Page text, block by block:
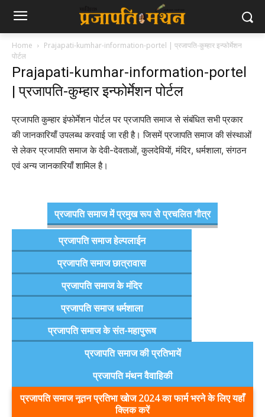
Home
Prajapati-kumhar-information-portel | प्रजापति-कुम्हार इन्फोर्मेशन
पोर्टल
Prajapati-kumhar-information-portel
| प्रजापति-कुम्हार इन्फोर्मेशन पोर्टल
प्रजापति कुम्हार इंफोर्मेशन पोर्टल पर प्रजापति समाज से संबंधित सभी प्रकार
की जानकारियाँ उपलब्ध करवाई जा रही है। जिसमें प्रजापति समाज की संस्थाओं
से लेकर प्रजापति समाज के देवी-देवताओं, कुलदेवियों, मंदिर, धर्मशाला, संगठन
एवं अन्य जानकारियाँ शामिल है।
प्रजापति समाज में प्रमुख रूप से प्रचलित गौत्र
प्रजापति समाज हेल्पलाईन
प्रजापति समाज छात्रावास
प्रजापति समाज के मंदिर
प्रजापति समाज धर्मशाला
प्रजापति समाज के संत-महापुरूष
प्रजापति समाज की प्रतिभायें
प्रजापति मंथन वैवाहिकी
प्रजापति समाज नूतन प्रतिभा खोज 2024 का फार्म भरने के लिए यहाँ
क्लिक करें